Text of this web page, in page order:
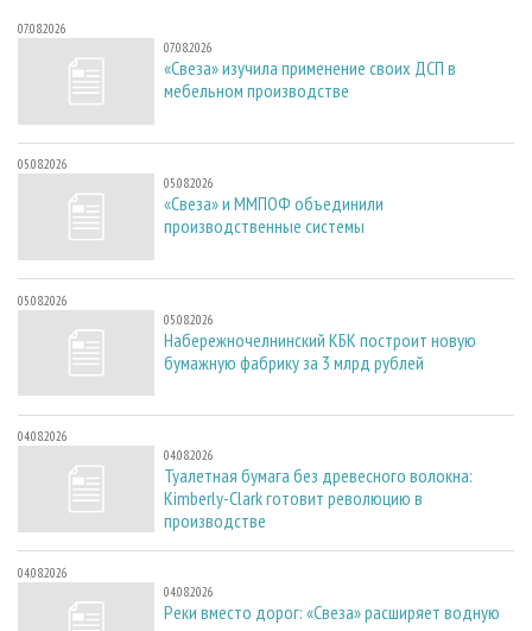
07.08.2026
07.08.2026
«Свеза» изучила применение своих ДСП в
мебельном производстве
05.08.2026
05.08.2026
«Свеза» и ММПОФ объединили
производственные системы
05.08.2026
05.08.2026
Набережночелнинский КБК построит новую
бумажную фабрику за 3 млрд рублей
04.08.2026
04.08.2026
Туалетная бумага без древесного волокна:
Kimberly-Clark готовит революцию в
производстве
04.08.2026
04.08.2026
Реки вместо дорог: «Свеза» расширяет водную